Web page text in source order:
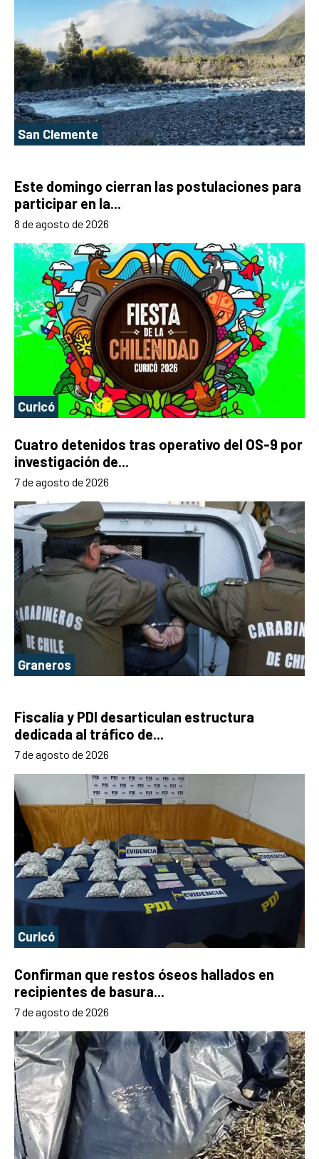
San Clemente
Este domingo cierran las postulaciones para
participar en la...
8 de agosto de 2026
Curicó
Cuatro detenidos tras operativo del OS-9 por
investigación de...
7 de agosto de 2026
Graneros
Fiscalía y PDI desarticulan estructura
dedicada al tráfico de...
7 de agosto de 2026
Curicó
Confirman que restos óseos hallados en
recipientes de basura...
7 de agosto de 2026